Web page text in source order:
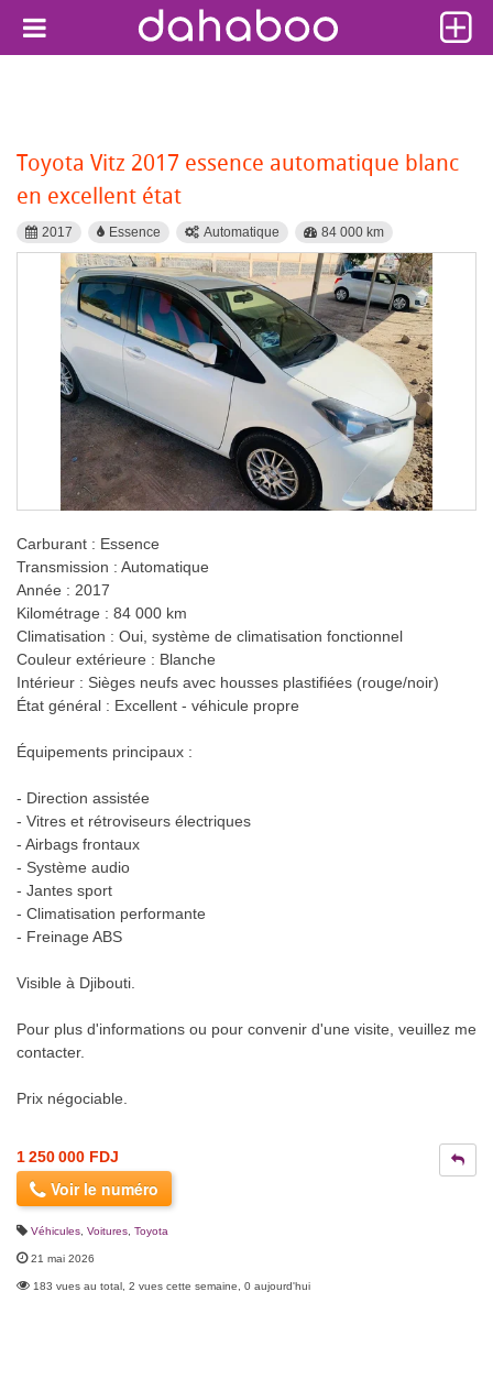
Toyota Vitz 2017 essence automatique blanc
en excellent état
2017 Essence Automatique 84 000 km
Carburant : Essence
Transmission : Automatique
Année : 2017
Kilométrage : 84 000 km
Climatisation : Oui, système de climatisation fonctionnel
Couleur extérieure : Blanche
Intérieur : Sièges neufs avec housses plastifiées (rouge/noir)
État général : Excellent - véhicule propre
Équipements principaux :
- Direction assistée
- Vitres et rétroviseurs électriques
- Airbags frontaux
- Système audio
- Jantes sport
- Climatisation performante
- Freinage ABS
Visible à Djibouti.
Pour plus d'informations ou pour convenir d'une visite, veuillez me
contacter.
Prix négociable.
1 250 000 FDJ
Voir le numéro
Véhicules Voitures Toyota
21 mai 2026
183 vues au total, 2 vues cette semaine, 0 aujourd'hui